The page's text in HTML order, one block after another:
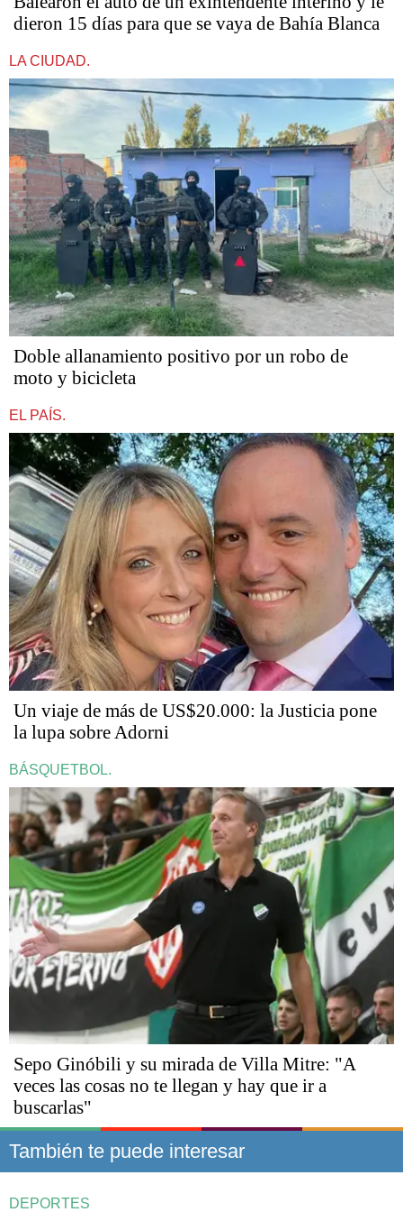
dieron 15 días para que se vaya de Bahía Blanca
LA CIUDAD.
Doble allanamiento positivo por un robo de
moto y bicicleta
EL PAÍS.
Un viaje de más de US$20.000: la Justicia pone
la lupa sobre Adorni
BÁSQUETBOL.
Sepo Ginóbili y su mirada de Villa Mitre: "A
veces las cosas no te llegan y hay que ir a
buscarlas"
También te puede interesar
DEPORTES